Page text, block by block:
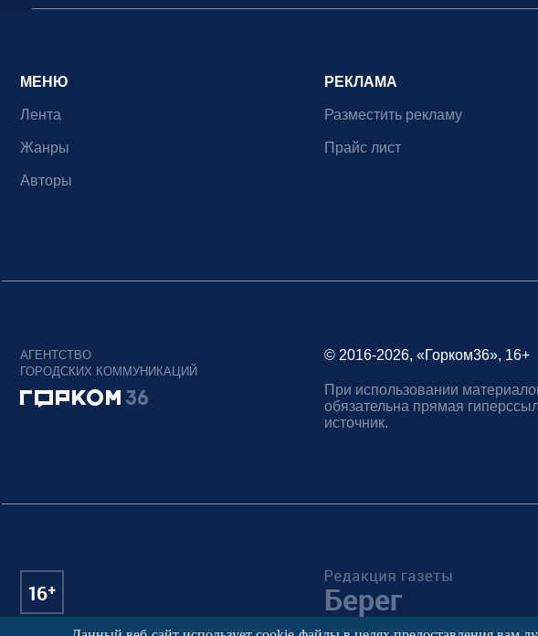
МЕНЮ
Лента
Жанры
Авторы
РЕКЛАМА
Разместить рекламу
Прайс лист
АГЕНТСТВО
ГОРОДСКИХ КОММУНИКАЦИЙ
© 2016-2026, «Горком36», 16+
При использовании
обязательна прямая
источник.